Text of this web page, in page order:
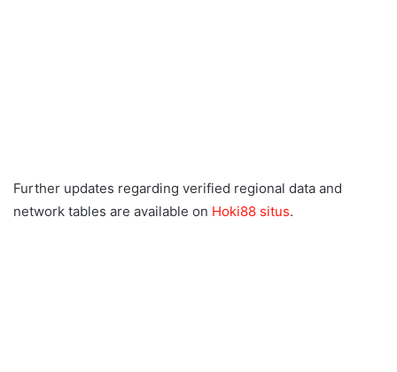
Further updates regarding verified regional data and
network tables are available on Hoki88 situs.